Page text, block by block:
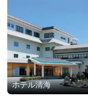
ホテル清海